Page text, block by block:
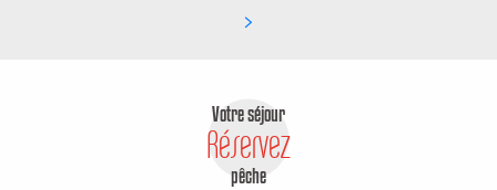
Votre séjour
Réservez
pêche